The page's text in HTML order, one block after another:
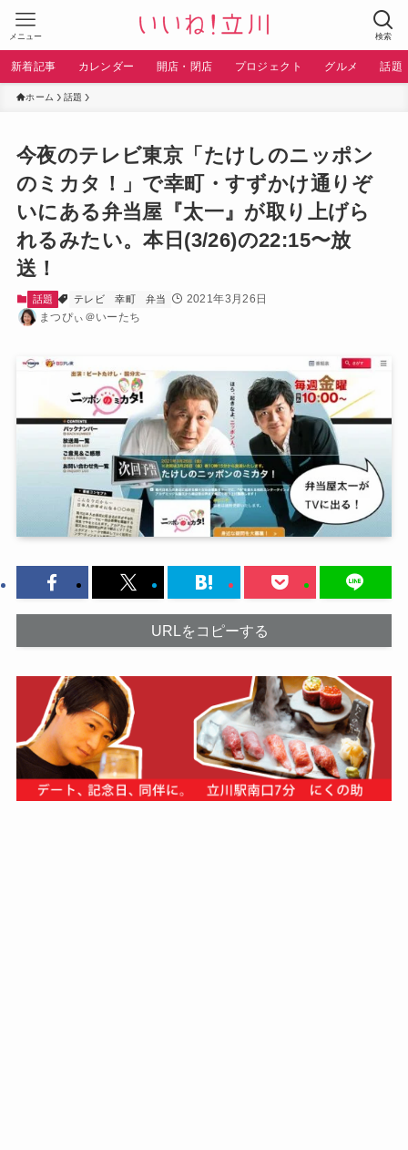
検索
メニュー
新着記事 カレンダー 開店・閉店 プロジェクト グルメ 話題
ホーム 話題
今夜のテレビ東京「たけしのニッポン
のミカタ！」で幸町・すずかけ通りぞ
いにある弁当屋『太一』が取り上げら
れるみたい。本日(3/26)の22:15〜放
送！
話題 テレビ 幸町 弁当
2021年3月26日
まつぴぃ＠いーたち
URLをコピーする